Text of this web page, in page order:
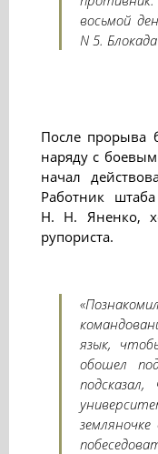
восьмой
N 5.
После прорыва
наряду с
начал
Работник
Н. Н. Яненко,
рупориста.
язык,
обошел